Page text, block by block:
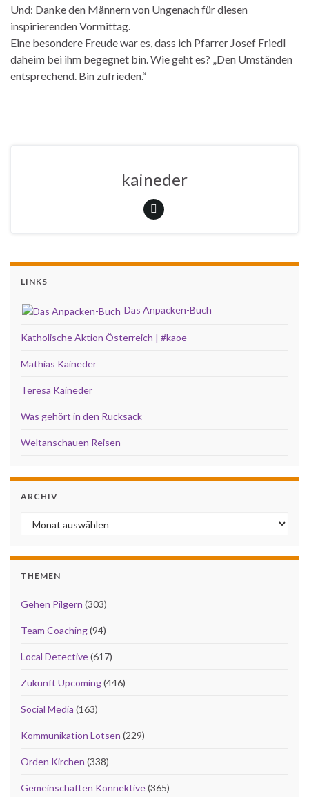
Und: Danke den Männern von Ungenach für diesen
inspirierenden Vormittag.
Eine besondere Freude war es, dass ich Pfarrer Josef Friedl
daheim bei ihm begegnet bin. Wie geht es? „Den Umständen
entsprechend. Bin zufrieden.“
kaineder
LINKS
Das Anpacken-Buch
Katholische Aktion Österreich | #kaoe
Mathias Kaineder
Teresa Kaineder
Was gehört in den Rucksack
Weltanschauen Reisen
ARCHIV
Archiv
THEMEN
Gehen Pilgern (303)
Team Coaching(94)
Local Detective(617)
Zukunft Upcoming(446)
Social Media (163)
Kommunikation Lotsen (229)
Orden Kirchen (338)
Gemeinschaften Konnektive(365)